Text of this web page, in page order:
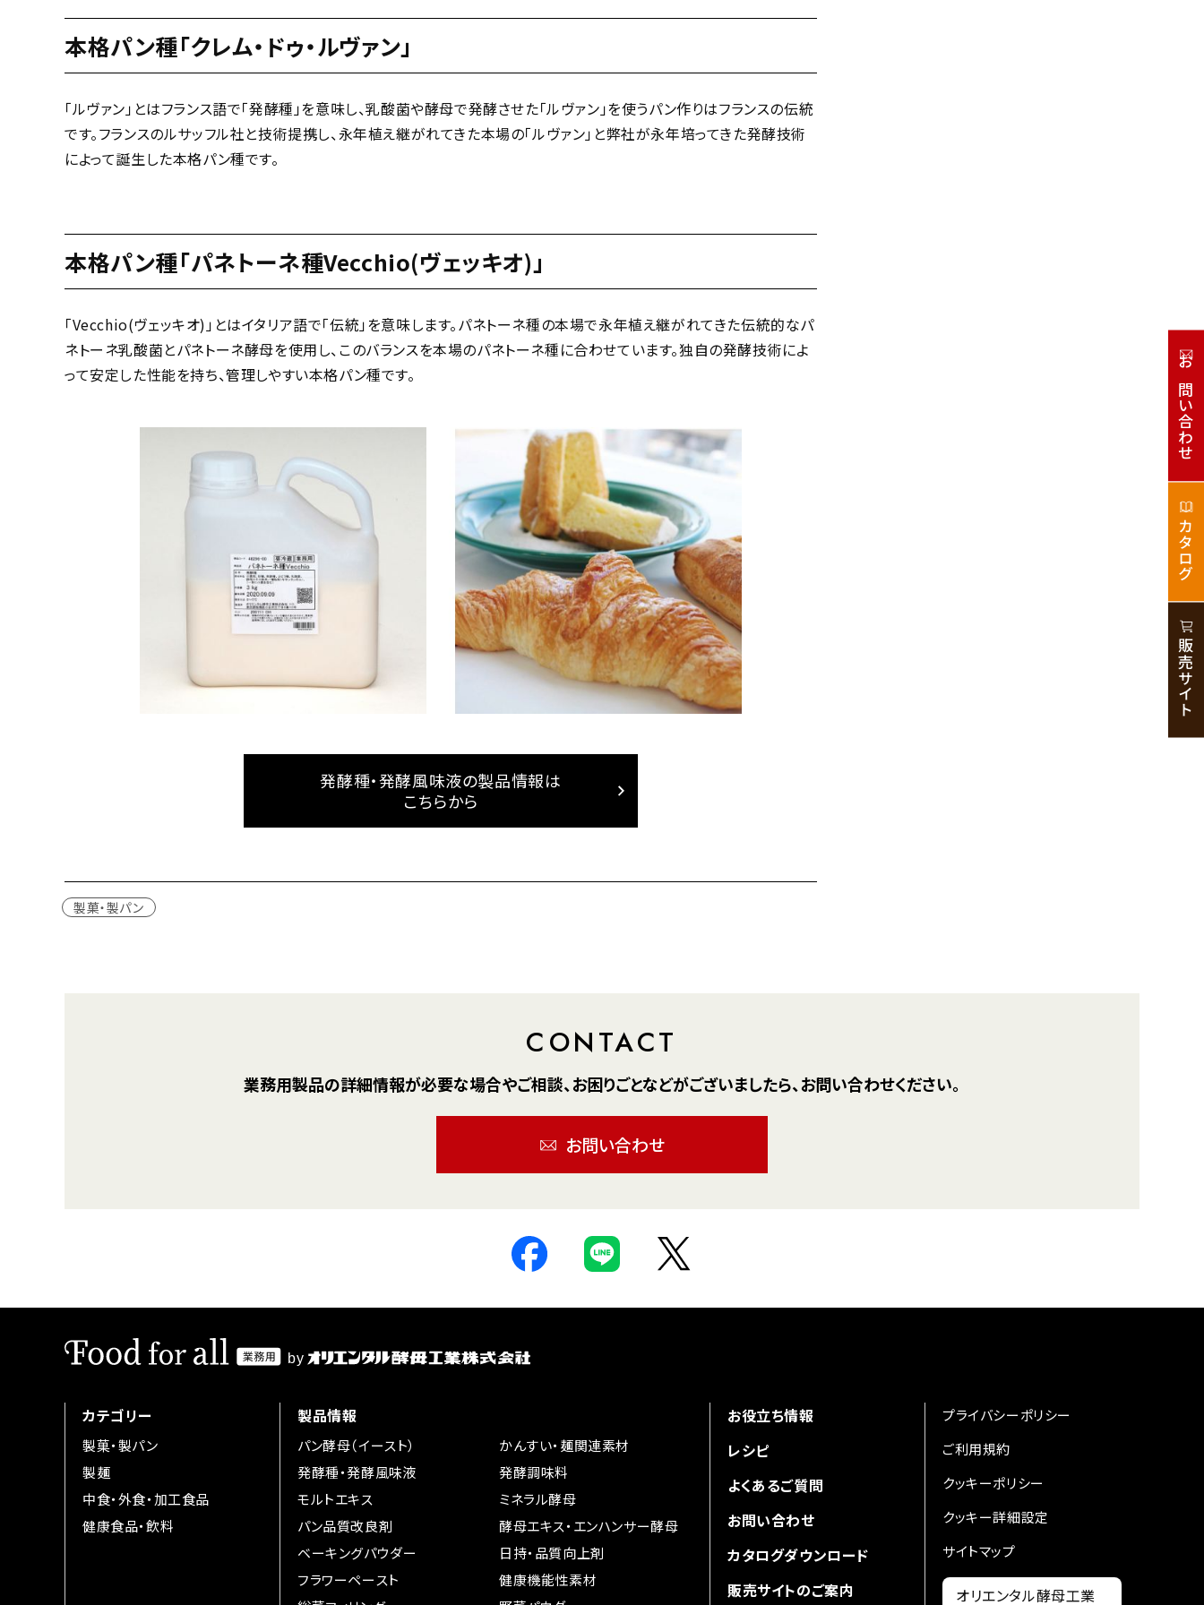
本格パン種「クレム・ドゥ・ルヴァン」
「ルヴァン」とはフランス語で「発酵種」を意味し、乳酸菌や酵母で発酵させた「ルヴァン」を使うパン作りはフランスの伝統
です。フランスのルサッフル社と技術提携し、永年植え継がれてきた本場の「ルヴァン」と弊社が永年培ってきた発酵技術
によって誕生した本格パン種です。
本格パン種「パネトーネ種Vecchio(ヴェッキオ)」
「Vecchio(ヴェッキオ)」とはイタリア語で「伝統」を意味します。パネトーネ種の本場で永年植え継がれてきた伝統的なパ
ネトーネ乳酸菌とパネトーネ酵母を使用し、このバランスを本場のパネトーネ種に合わせています。独自の発酵技術によ
って安定した性能を持ち、管理しやすい本格パン種です。
発酵種・発酵風味液の製品情報は
こちらから
製菓・製パン
CONTACT
業務用製品の詳細情報が必要な場合やご相談、お困りごとなどがございましたら、お問い合わせください。
お問い合わせ
カテゴリー
製菓・製パン
製麺
中食・外食・加工食品
健康食品・飲料
製品情報
パン酵母（イースト）
発酵種・発酵風味液
モルトエキス
パン品質改良剤
ベーキングパウダー
フラワーペースト
かんすい・麺関連素材
発酵調味料
ミネラル酵母
酵母エキス・ エンハンサー酵母
日持・品質向上剤
健康機能性素材
お役立ち情報
レシピ
よくあるご質問
お問い合わせ
カタログダウンロード
販売サイトのご案内
プライバシーポリシー
ご利用規約
クッキーポリシー
クッキー詳細設定
サイトマップ
オリエンタル酵母工業
お問い合わせ
カタログ
販売サイト